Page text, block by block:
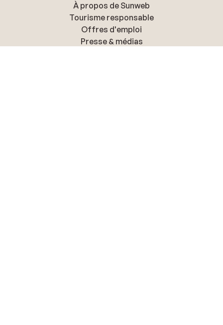
À propos de Sunweb
Tourisme responsable
Offres d'emploi
Presse & médias